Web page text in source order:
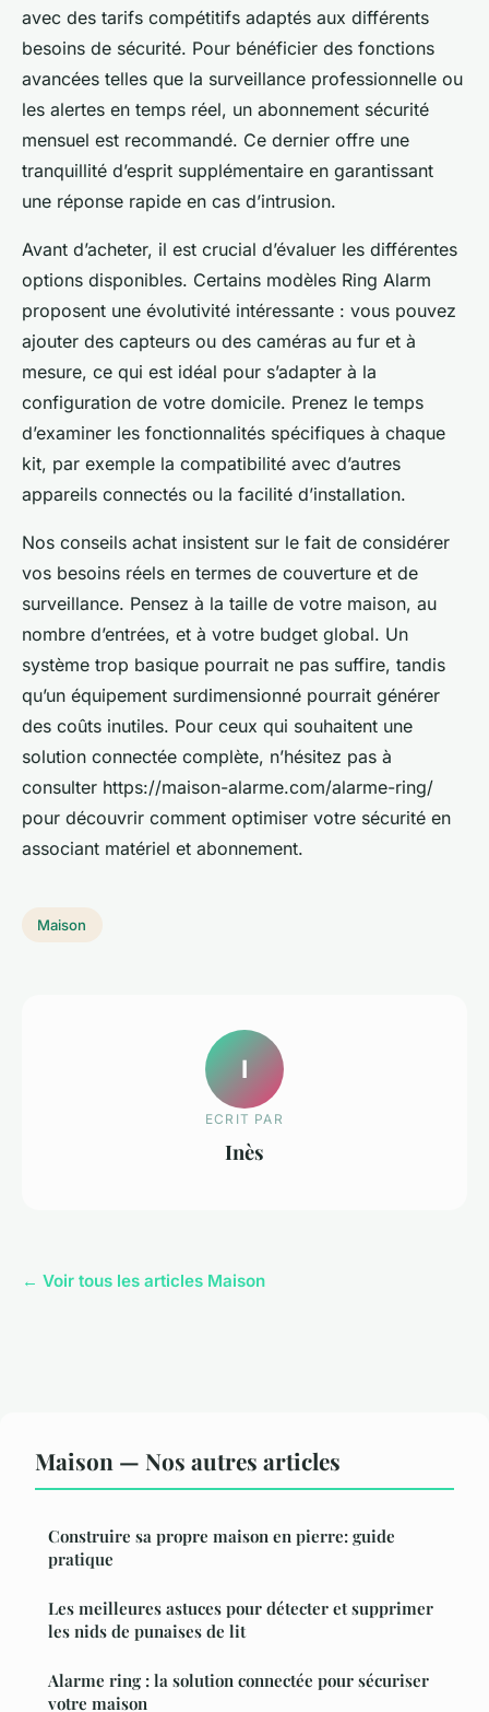
avec des tarifs compétitifs adaptés aux différents
besoins de sécurité. Pour bénéficier des fonctions
avancées telles que la surveillance professionnelle ou
les alertes en temps réel, un abonnement sécurité
mensuel est recommandé. Ce dernier offre une
tranquillité d’esprit supplémentaire en garantissant
une réponse rapide en cas d’intrusion.
Avant d’acheter, il est crucial d’évaluer les différentes
options disponibles. Certains modèles Ring Alarm
proposent une évolutivité intéressante : vous pouvez
ajouter des capteurs ou des caméras au fur et à
mesure, ce qui est idéal pour s’adapter à la
configuration de votre domicile. Prenez le temps
d’examiner les fonctionnalités spécifiques à chaque
kit, par exemple la compatibilité avec d’autres
appareils connectés ou la facilité d’installation.
Nos conseils achat insistent sur le fait de considérer
vos besoins réels en termes de couverture et de
surveillance. Pensez à la taille de votre maison, au
nombre d’entrées, et à votre budget global. Un
système trop basique pourrait ne pas suffire, tandis
qu’un équipement surdimensionné pourrait générer
des coûts inutiles. Pour ceux qui souhaitent une
solution connectée complète, n’hésitez pas à
consulter https://maison-alarme.com/alarme-ring/
pour découvrir comment optimiser votre sécurité en
associant matériel et abonnement.
Maison
I
ECRIT PAR
Inès
← Voir tous les articles Maison
Maison — Nos autres articles
Construire sa propre maison en pierre: guide
pratique
Les meilleures astuces pour détecter et supprimer
les nids de punaises de lit
Alarme ring : la solution connectée pour sécuriser
votre maison